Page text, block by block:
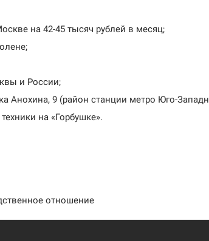
на 42-45 тысяч рублей в месяц;
и России;
Анохина, 9 (район станции метро Юго-
на «Горбушке».
отношение